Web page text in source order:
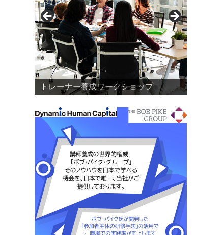
トレーナー養成ワークショップ
DHC研修リノベーションサロン
研修リノベーション支援
「参加者主体の研修手法」とは？